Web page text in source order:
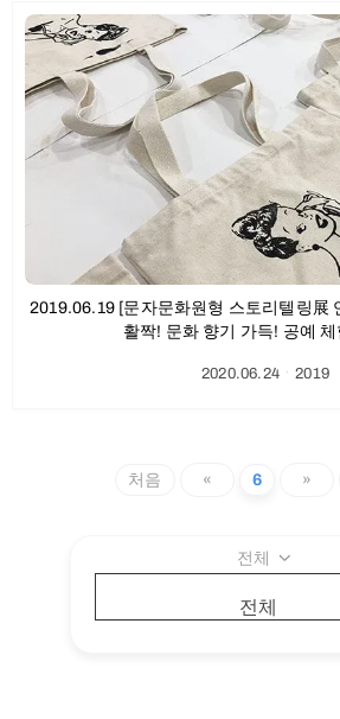
2019.06.19 [문자문화원형 스토리텔링展
활짝! 문화 향기 가득! 공예 체
2020.06.24ㆍ2019
처음 « 6 »
전체
전체